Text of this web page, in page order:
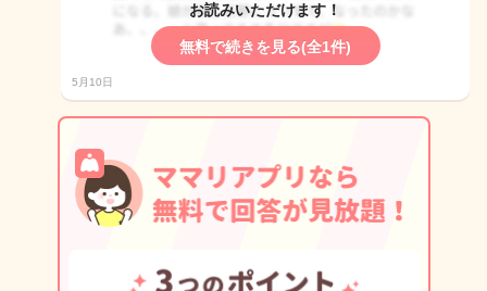
お読みいただけます！
無料で続きを見る(全1件)
5月10日